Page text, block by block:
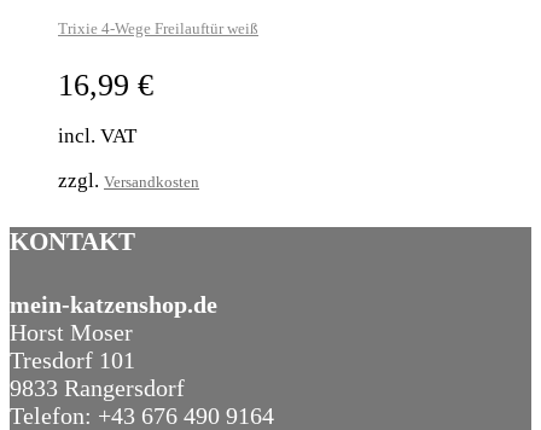
Trixie 4-Wege Freilauftür weiß
16,99 €
incl. VAT
zzgl. Versandkosten
KONTAKT
mein-katzenshop.de
Horst Moser
Tresdorf 101
9833 Rangersdorf
Telefon: +43 676 490 9164